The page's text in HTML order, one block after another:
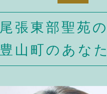
尾張東部聖苑
豊山町のあな